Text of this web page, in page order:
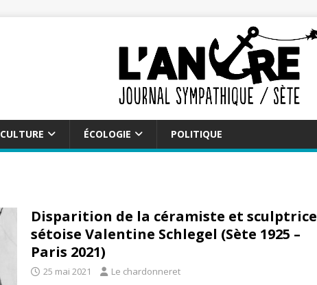
CULTURE ÉCOLOGIE POLITIQUE
Disparition de la céramiste et sculptrice
sétoise Valentine Schlegel (Sète 1925 –
Paris 2021)
25 mai 2021 Le chardonneret